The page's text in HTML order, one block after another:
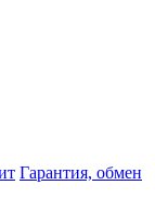
Гарантия, обмен